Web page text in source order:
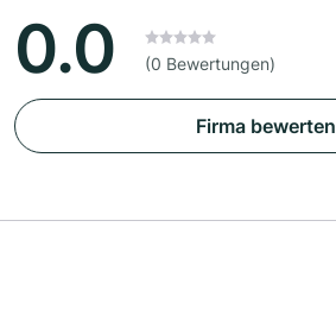
0.0 (0 Bewertungen)
Firma bewerten